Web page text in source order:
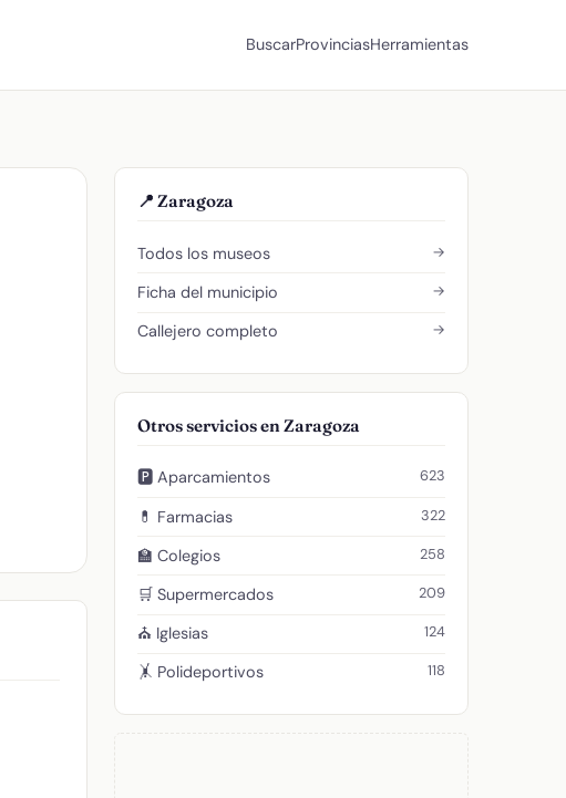
BuscarProvinciasHerramientas
📍 Zaragoza
Todos los museos →
Ficha del municipio →
Callejero completo →
Otros servicios en Zaragoza
🅿️ Aparcamientos 623
💊 Farmacias 322
🏫 Colegios 258
🛒 Supermercados 209
⛪ Iglesias 124
🤸 Polideportivos 118